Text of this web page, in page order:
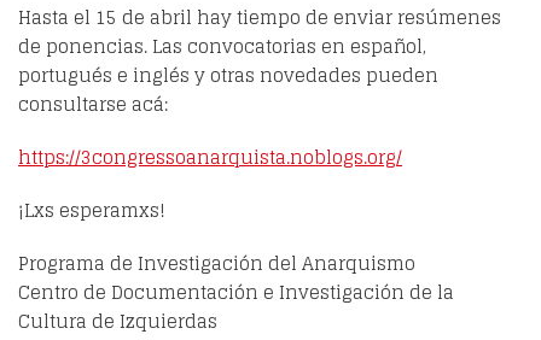
Hasta el 15 de abril hay tiempo de enviar resúmenes
de ponencias. Las convocatorias en español,
portugués e inglés y otras novedades pueden
consultarse acá:
https://3congressoanarquista.noblogs.org/
¡Lxs esperamxs!
Programa de Investigación del Anarquismo
Centro de Documentación e Investigación de la
Cultura de Izquierdas